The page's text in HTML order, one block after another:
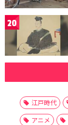
20
江戸時代
アニメ